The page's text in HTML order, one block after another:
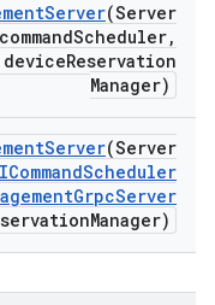
Server(Server
commandScheduler,
deviceReservation
Manager)
Server(Server
ICommandScheduler
GrpcServer
Manager)